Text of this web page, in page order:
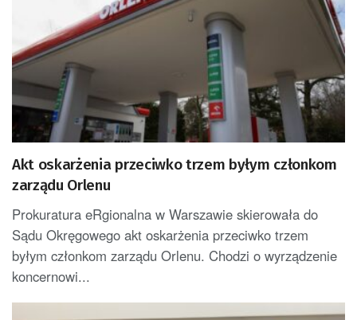
Akt oskarżenia przeciwko trzem byłym członkom
zarządu Orlenu
Prokuratura eRgionalna w Warszawie skierowała do
Sądu Okręgowego akt oskarżenia przeciwko trzem
byłym członkom zarządu Orlenu. Chodzi o wyrządzenie
koncernowi...